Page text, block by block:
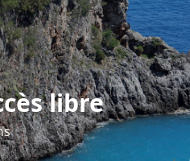
libre